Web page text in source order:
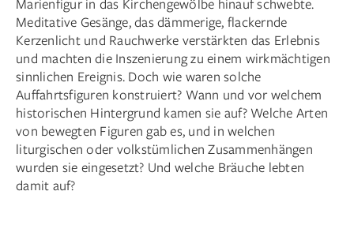
Marienfigur in das Kirchengewölbe hinauf schwebte.
Meditative Gesänge, das dämmerige, flackernde
Kerzenlicht und Rauchwerke verstärkten das Erlebnis
und machten die Inszenierung zu einem wirkmächtigen
sinnlichen Ereignis. Doch wie waren solche
Auffahrtsfiguren konstruiert? Wann und vor welchem
historischen Hintergrund kamen sie auf? Welche Arten
von bewegten Figuren gab es, und in welchen
liturgischen oder volkstümlichen Zusammenhängen
wurden sie eingesetzt? Und welche Bräuche lebten
damit auf?